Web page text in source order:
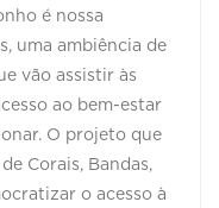
é nossa
uma ambiência de
vão assistir às
ao bem-estar
O projeto que
Corais, Bandas,
o acesso à